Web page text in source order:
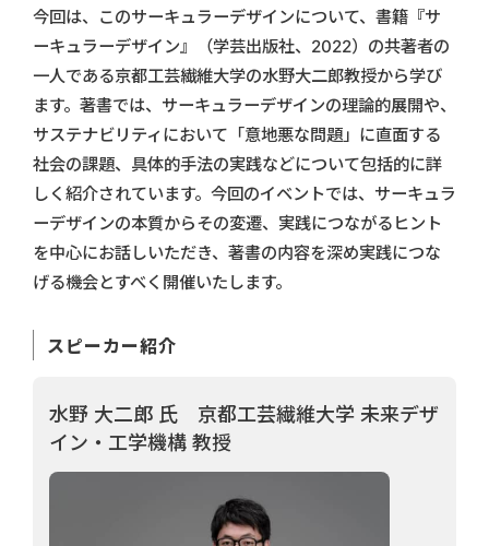
今回は、このサーキュラーデザインについて、書籍『サ
ーキュラーデザイン』（学芸出版社、2022）の共著者の
一人である京都工芸繊維大学の水野大二郎教授から学び
ます。著書では、サーキュラーデザインの理論的展開や、
サステナビリティにおいて「意地悪な問題」に直面する
社会の課題、具体的手法の実践などについて包括的に詳
しく紹介されています。今回のイベントでは、サーキュラ
ーデザインの本質からその変遷、実践につながるヒント
を中心にお話しいただき、著書の内容を深め実践につな
げる機会とすべく開催いたします。
スピーカー紹介
水野 大二郎 氏 京都工芸繊維大学 未来デザ
イン・工学機構 教授